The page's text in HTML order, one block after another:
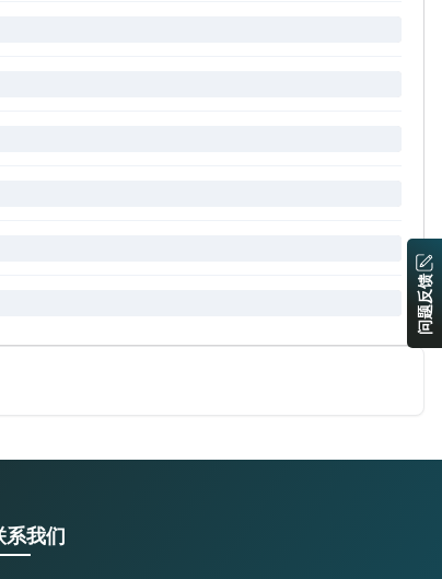
系我们
问题反馈